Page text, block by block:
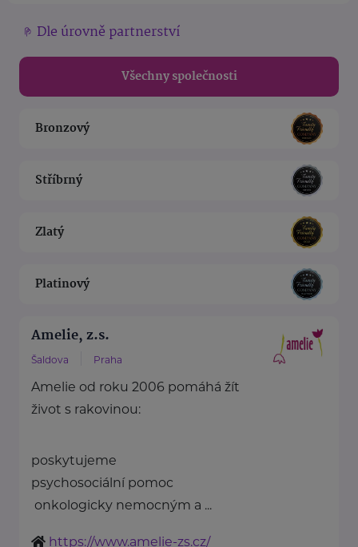
Dle úrovně partnerství
Všechny společnosti
Bronzový
Stříbrný
Zlatý
Platinový
Amelie, z.s.
Šaldova Praha
Amelie od roku 2006 pomáhá žít
život s rakovinou:
poskytujeme
psychosociální pomoc
onkologicky nemocným a ...
https://www.amelie-zs.cz/